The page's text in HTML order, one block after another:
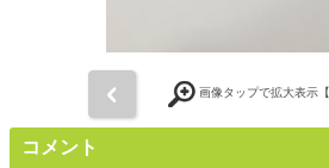
画像タップで拡大表示【
コメント